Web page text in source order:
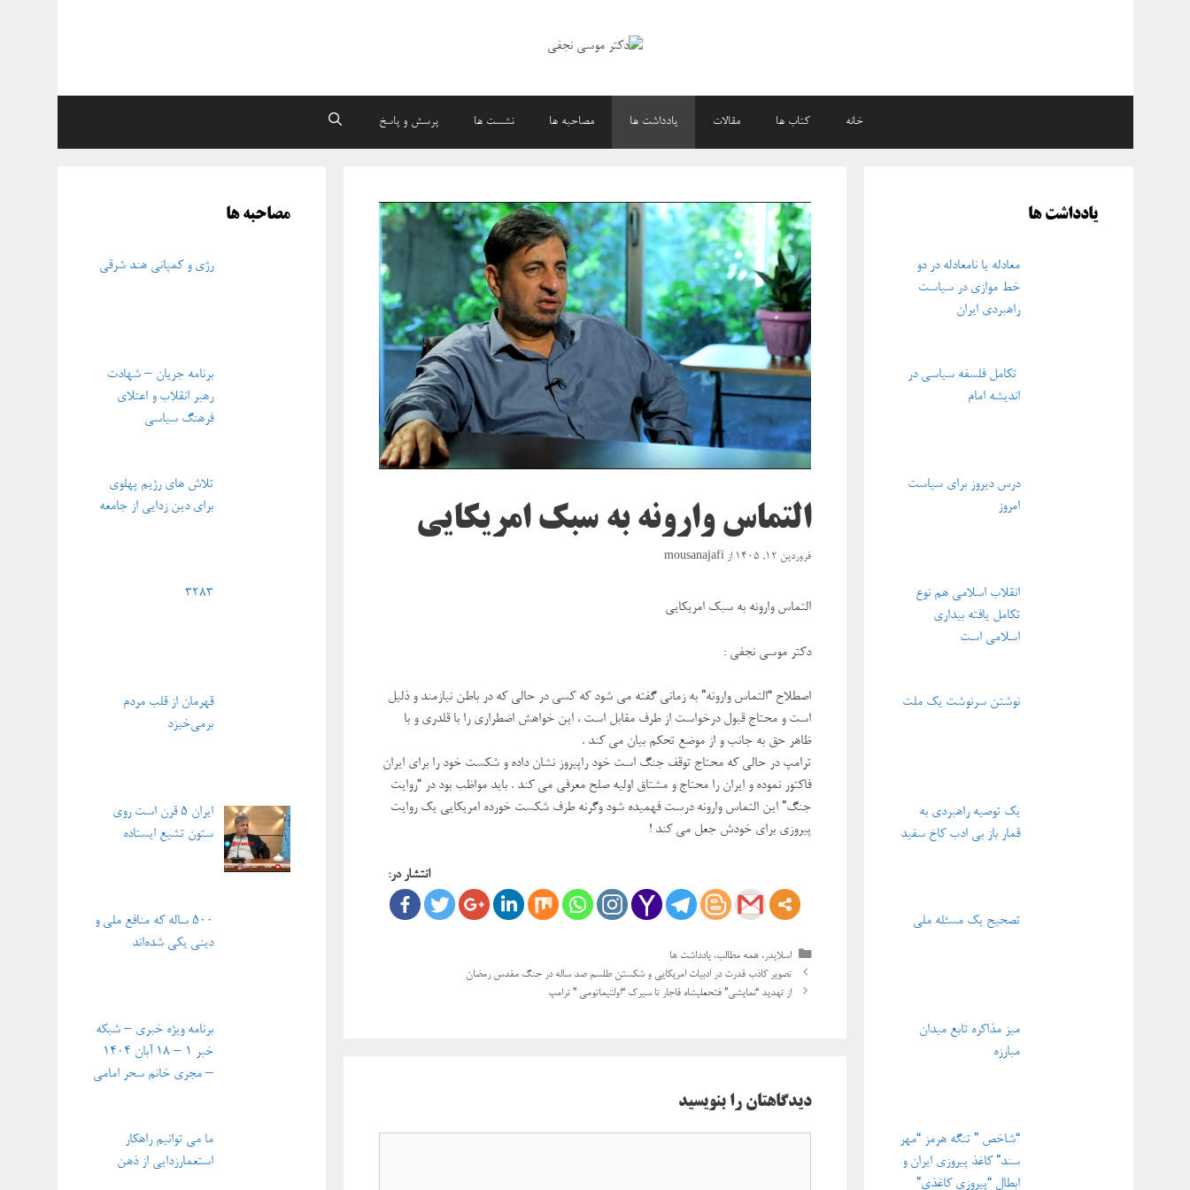
خانه کتاب ها مقالات یادداشت ها مصاحبه ها نشست ها پرسش و پاسخ
التماس وارونه به سبک امریکایی
فروردین ۱۲, ۱۴۰۵ ازmousanajafi
التماس وارونه به سبک امریکایی
دکتر موسی نجفی :
اصطلاح “التماس وارونه” به زمانی گفته می شود که کسی در حالی که در باطن نیازمند و ذلیل
است و محتاج قبول درخواست از طرف مقابل است ، این خواهش اضطراری را با قلدری و با
ظاهر حق به جانب و از موضع تحکم بیان می کند .
ترامپ در حالی که محتاج توقف جنگ است خود راپیروز نشان داده و شکست خود را برای ایران
فاکتور نموده و ایران را محتاج و مشتاق اولیه صلح معرفی می کند . باید مواظب بود در “روایت
جنگ” این التماس وارونه درست فهمیده شود وگرنه طرف شکست خورده امریکایی یک روایت
پیروزی برای خودش جعل می کند !
انتشار در:
دسته‌ها
اسلایدر ، همه مطالب، یادداشت ها
ناوبری
نوشته‌ها
تصویر کاذب قدرت در ادبیات امریکایی و شکستن طلسم صد ساله در جنگ مقدس رمضان
از تهدید “نمایشی” فتحعلیشاه قاجار تا سیرک “اولتیماتومی ” ترامپ
دیدگاهتان را بنویسید
مصاحبه ها
رژی و کمپانی هند شرقی
برنامه جریان – شهادت
رهبر انقلاب و اعتلای
فرهنگ سیاسی
تلاش های رژیم پهلوی
برای دین زدایی از جامعه
3283
قهرمان از قلب مردم
برمی‌خیزد
ایران ۵ قرن است روی
ستون تشیع ایستاده
۵۰۰ ساله که منافع ملی و
دینی یکی شده‌اند
برنامه ویژه خبری – شبکه
خبر ۱ – ۱۸ آبان ۱۴۰۴
– مجری خانم سحر امامی
ما می توانیم راهکار
استعمارزدایی از ذهن
یادداشت ها
معادله یا نامعادله در دو
خط موازی در سیاست
راهبردی ایران
تکامل فلسفه سیاسی در
اندیشه امام
درس دیروز برای سیاست
امروز
انقلاب اسلامی هم نوع
تکامل یافته بیداری
اسلامی است
نوشتن سرنوشت یک ملت
یک توصیه راهبردی به
قمار باز بی ادب کاخ سفید
تصحیح یک مسئله ملی
میز مذاکره تابع میدان
مبارزه
“شاخص ” تنگه هرمز “مهر
سند” کاغذ پیروزی ایران و
ابطال “پیروزی کاغذی”